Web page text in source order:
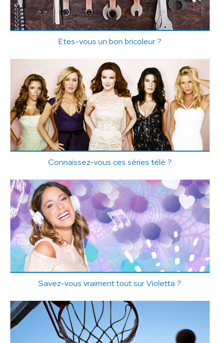
Etes-vous un bon bricoleur ?
Connaissez-vous ces séries télé ?
Savez-vous vraiment tout sur Violetta ?